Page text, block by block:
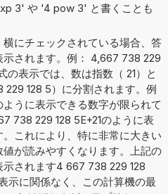
3' や '4 pow 3' と書くことも
横にチェックされている場合、答
示されます。例： 4,667 738 229
の表示では、数は指数（ 21）と
128 5）に分割されます。例
うに表示できる数字が限られて
738 229 128 5E+21のように表
これにより、特に非常に大きい
が読みやすくなります。上記の
されます4 667 738 229 128
示に関係なく、この計算機の最